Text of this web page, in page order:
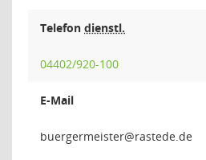
Telefon dienstl.
04402/920-100
E-Mail
retsiem